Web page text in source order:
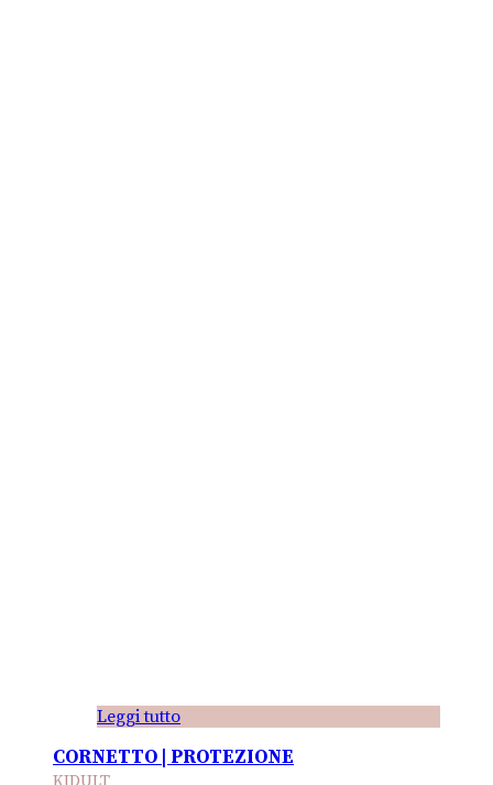
Leggi tutto
CORNETTO | PROTEZIONE
KIDULT